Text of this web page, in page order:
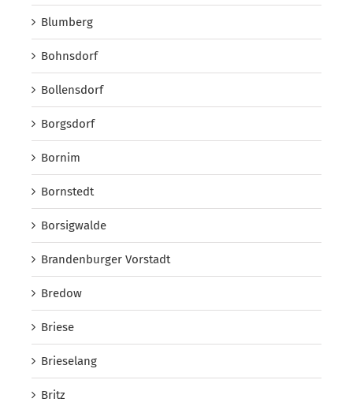
Blumberg
Bohnsdorf
Bollensdorf
Borgsdorf
Bornim
Bornstedt
Borsigwalde
Brandenburger Vorstadt
Bredow
Briese
Brieselang
Britz